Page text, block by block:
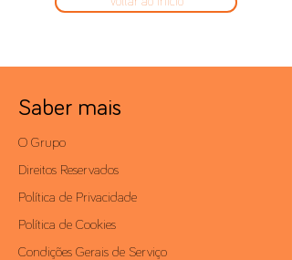
Saber mais
O Grupo
Direitos Reservados
Política de Privacidade
Política de Cookies
Condições Gerais de Serviço